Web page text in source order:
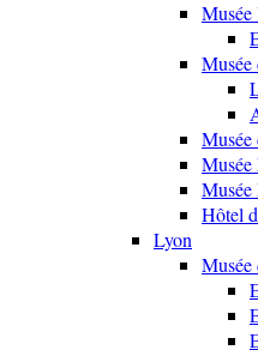
Musée
Musée
Musée
Musée
Hôtel
Lyon